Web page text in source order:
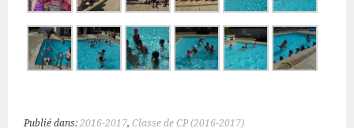
Publié dans:2016-2017,Classe de CP (2016-2017)